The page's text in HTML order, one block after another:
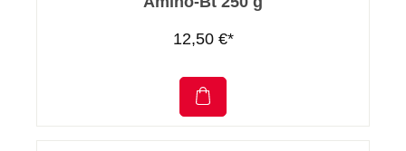
12,50 €*